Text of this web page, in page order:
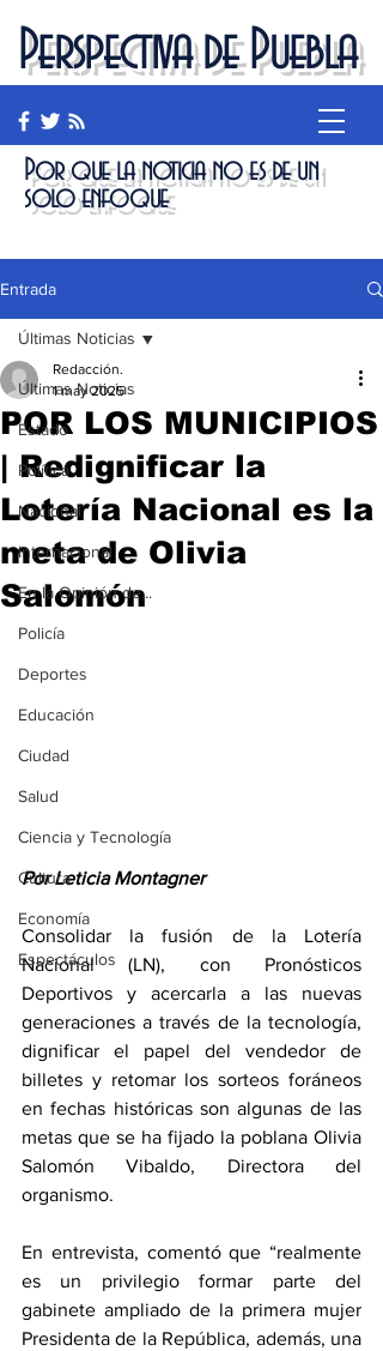
Perspectiva de Puebla
Por que la noticia no es de un
solo enfoque
Entrada
Últimas Noticias
Estado
Política
Nacional
Internacional
En la Opinión de...
Policía
Deportes
Educación
Ciudad
Salud
Ciencia y Tecnología
Cultura
Economía
Espectáculos
Últimas Noticias
POR LOS MUNICIPIOS
| Redignificar la
Lotería Nacional es la
meta de Olivia
Salomón
Redacción.
1 may 2025
Por Leticia Montagner
Consolidar la fusión de la Lotería
Nacional (LN), con Pronósticos
Deportivos y acercarla a las nuevas
generaciones a través de la tecnología,
dignificar el papel del vendedor de
billetes y retomar los sorteos foráneos
en fechas históricas son algunas de las
metas que se ha fijado la poblana Olivia
Salomón Vibaldo, Directora del
organismo.
En entrevista, comentó que “realmente
es un privilegio formar parte del
gabinete ampliado de la primera mujer
Presidenta de la República, además, una